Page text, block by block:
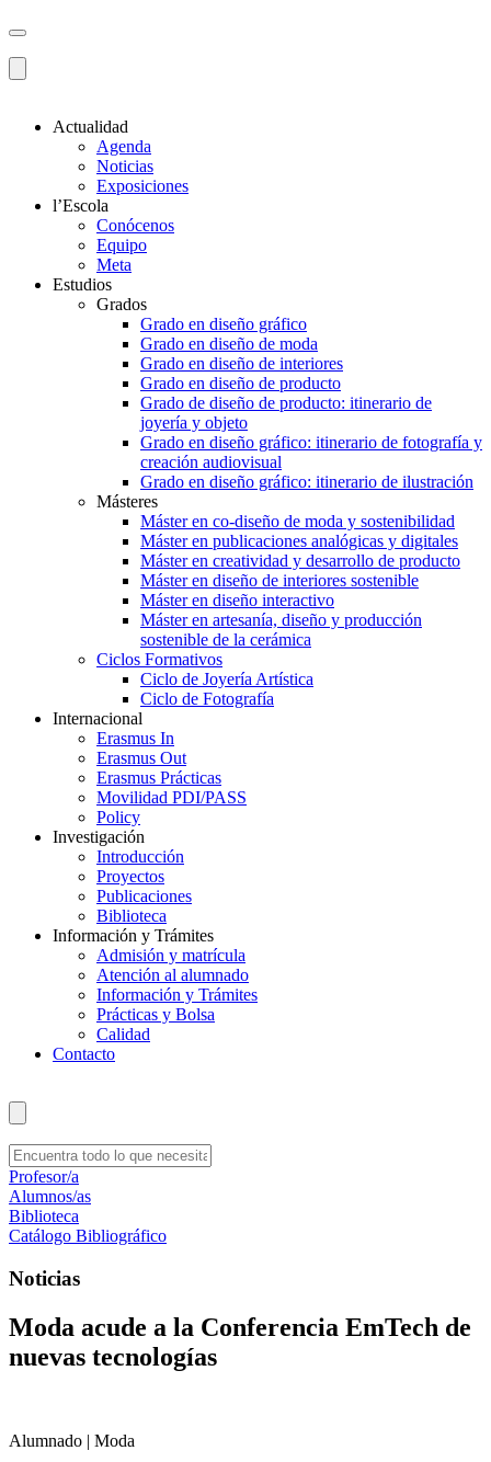
Actualidad
Agenda
Noticias
Exposiciones
l’Escola
Conócenos
Equipo
Meta
Estudios
Grados
Grado en diseño gráfico
Grado en diseño de moda
Grado en diseño de interiores
Grado en diseño de producto
Grado de diseño de producto: itinerario de
joyería y objeto
Grado en diseño gráfico: itinerario de fotografía y
creación audiovisual
Grado en diseño gráfico: itinerario de ilustración
Másteres
Máster en co-diseño de moda y sostenibilidad
Máster en publicaciones analógicas y digitales
Máster en creatividad y desarrollo de producto
Máster en diseño de interiores sostenible
Máster en diseño interactivo
Máster en artesanía, diseño y producción
sostenible de la cerámica
Ciclos Formativos
Ciclo de Joyería Artística
Ciclo de Fotografía
Internacional
Erasmus In
Erasmus Out
Erasmus Prácticas
Movilidad PDI/PASS
Policy
Investigación
Introducción
Proyectos
Publicaciones
Biblioteca
Información y Trámites
Admisión y matrícula
Atención al alumnado
Información y Trámites
Prácticas y Bolsa
Calidad
Contacto
Profesor/a
Alumnos/as
Biblioteca
Catálogo Bibliográfico
Noticias
Moda acude a la Conferencia EmTech de
nuevas tecnologías
Alumnado | Moda